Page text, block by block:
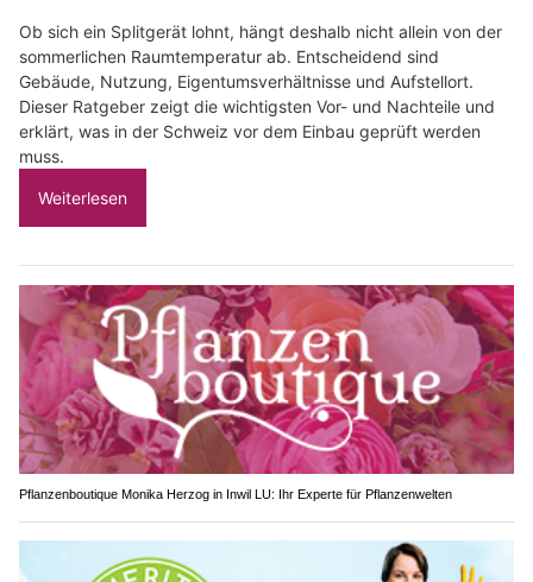
Ob sich ein Splitgerät lohnt, hängt deshalb nicht allein von der
sommerlichen Raumtemperatur ab. Entscheidend sind
Gebäude, Nutzung, Eigentumsverhältnisse und Aufstellort.
Dieser Ratgeber zeigt die wichtigsten Vor- und Nachteile und
erklärt, was in der Schweiz vor dem Einbau geprüft werden
muss.
Weiterlesen
Pflanzenboutique Monika Herzog in Inwil LU: Ihr Experte für Pflanzenwelten